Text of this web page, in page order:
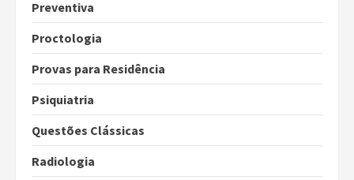
Preventiva
Proctologia
Provas para Residência
Psiquiatria
Questões Clássicas
Radiologia